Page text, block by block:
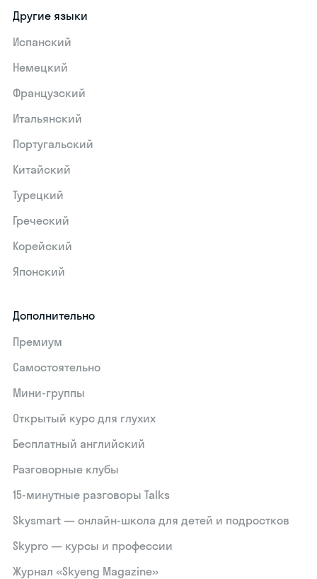
Другие языки
Испанский
Немецкий
Французский
Итальянский
Португальский
Китайский
Турецкий
Греческий
Корейский
Японский
Дополнительно
Премиум
Самостоятельно
Мини-группы
Открытый курс для глухих
Бесплатный английский
Разговорные клубы
15‑минутные разговоры Talks
Skysmart — онлайн-школа для детей и подростков
Skypro — курсы и профессии
Журнал «Skyeng Magazine»